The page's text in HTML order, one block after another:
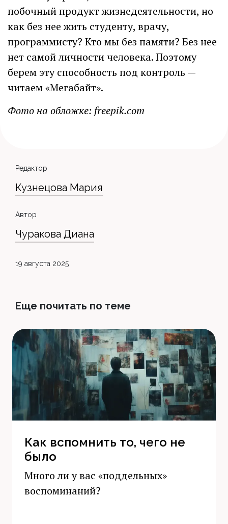
побочный продукт жизнедеятельности, но
как без нее жить студенту, врачу,
программисту? Кто мы без памяти? Без нее
нет самой личности человека. Поэтому
берем эту способность под контроль —
читаем «Мегабайт».
Фото на обложке: freepik.com
Редактор
Кузнецова Мария
Автор
Чуракова Диана
19 августа 2025
Еще почитать по теме
Как вспомнить то, чего не
было
Много ли у вас «поддельных»
воспоминаний?